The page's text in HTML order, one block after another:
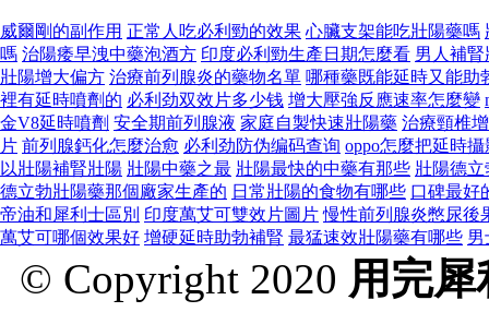
威爾剛的副作用 正常人吃必利勁的效果 心臟支架能吃壯陽藥嗎
嗎 治陽痿早洩中藥泡酒方 印度必利勁生產日期怎麼看 男人補
壯陽增大偏方 治療前列腺炎的藥物名單 哪種藥既能延時又能助
裡有延時噴劑的 必利劲双效片多少钱 增大壓強反應速率怎麼變
金V8延時噴劑 安全期前列腺液 家庭自製快速壯陽藥 治療頸椎
片 前列腺鈣化怎麼治愈 必利劲防伪编码查询 oppo怎麼把延時
以壯陽補腎壯陽 壯陽中藥之最 壯陽最快的中藥有那些 壯陽德
德立勃壯陽藥那個廠家生產的 日常壯陽的食物有哪些 口碑最好
帝油和犀利士區別 印度萬艾可雙效片圖片 慢性前列腺炎憋尿後
萬艾可哪個效果好 增硬延時助勃補腎 最猛速效壯陽藥有哪些 男
© Copyright 2020 用完